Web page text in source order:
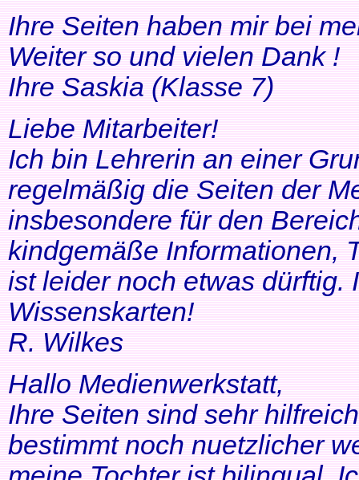
Ihre Seiten haben mir bei
Weiter so und vielen Dank !
Ihre Saskia (Klasse 7)
Liebe Mitarbeiter!
Ich bin Lehrerin an einer
regelmäßig die Seiten der
insbesondere für den
kindgemäße Informationen,
ist leider noch etwas dürftig.
Wissenskarten!
R. Wilkes
Hallo Medienwerkstatt,
Ihre Seiten sind sehr
bestimmt noch nuetzlicher